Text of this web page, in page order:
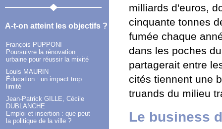
A-t-on atteint les objectifs ?
François PUPPONI
Poursuivre la rénovation
urbaine pour réussir la mixité
Louis MAURIN
Éducation : un impact trop
limité
Jean-Patrick GILLE, Cécile
DUBLANCHE
Emploi et insertion : que peut
la politique de la ville ?
milliards d'euros,
cinquante tonnes
fumée chaque
dans les poches
partagerait entre
cités tiennent une
truands du milieu
Le business